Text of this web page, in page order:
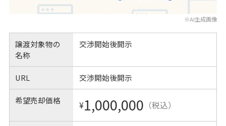
※AI生成画像
譲渡対象物の
名称
交渉開始後開示
URL 交渉開始後開示
希望売却価格 ¥1,000,000 （税込）